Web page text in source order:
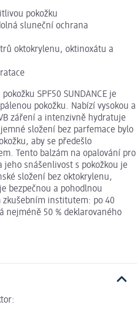
pokožku
sluneční ochrana
oktokrylenu, oktinoxátu a
SPF50 SUNDANCE je
pokožku. Nabízí vysokou a
záření a intenzivně hydratuje
složení bez parfemace bylo
aby se předešlo
Tento balzám na opalování pro
jeho snášenlivost s pokožkou je
složení bez oktokrylenu,
bezpečnou a pohodlnou
institutem: po 40
nejméně 50 % deklarovaného